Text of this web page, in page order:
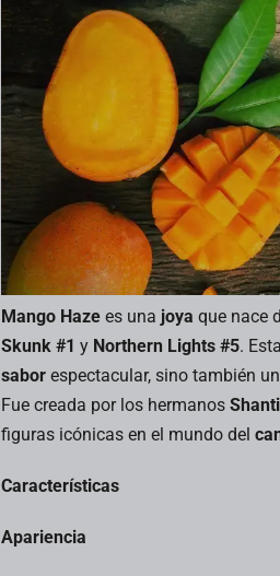
Mango Haze es una joya que nace
Skunk #1 y Northern Lights #5.
sabor espectacular, sino también
Fue creada por los hermanos
figuras icónicas en el mundo del
Características
Apariencia
06
Jun